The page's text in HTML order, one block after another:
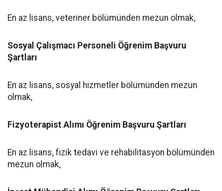
En az lisans, veteriner bölümünden mezun olmak,
Sosyal Çalışmacı Personeli Öğrenim Başvuru
Şartları
En az lisans, sosyal hizmetler bölümünden mezun
olmak,
Fizyoterapist Alımı Öğrenim Başvuru Şartları
En az lisans, fizik tedavi ve rehabilitasyon bölümünden
mezun olmak,